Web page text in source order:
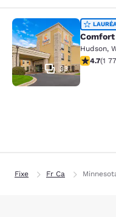
Comfort
33
Hudson,
4.694.7(1
Fixe Fr Ca